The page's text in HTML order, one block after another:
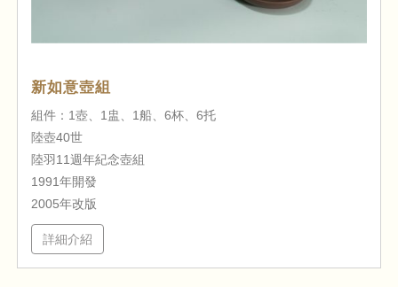
新如意壺組
組件：1壺、1盅、1船、6杯、6托
陸壺40世
陸羽11週年紀念壺組
1991年開發
2005年改版
詳細介紹